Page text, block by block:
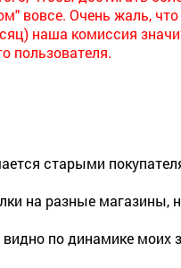
вовсе. Очень жаль,
наша комиссия
пользователя.
старыми
на разные магазины,
по динамике моих